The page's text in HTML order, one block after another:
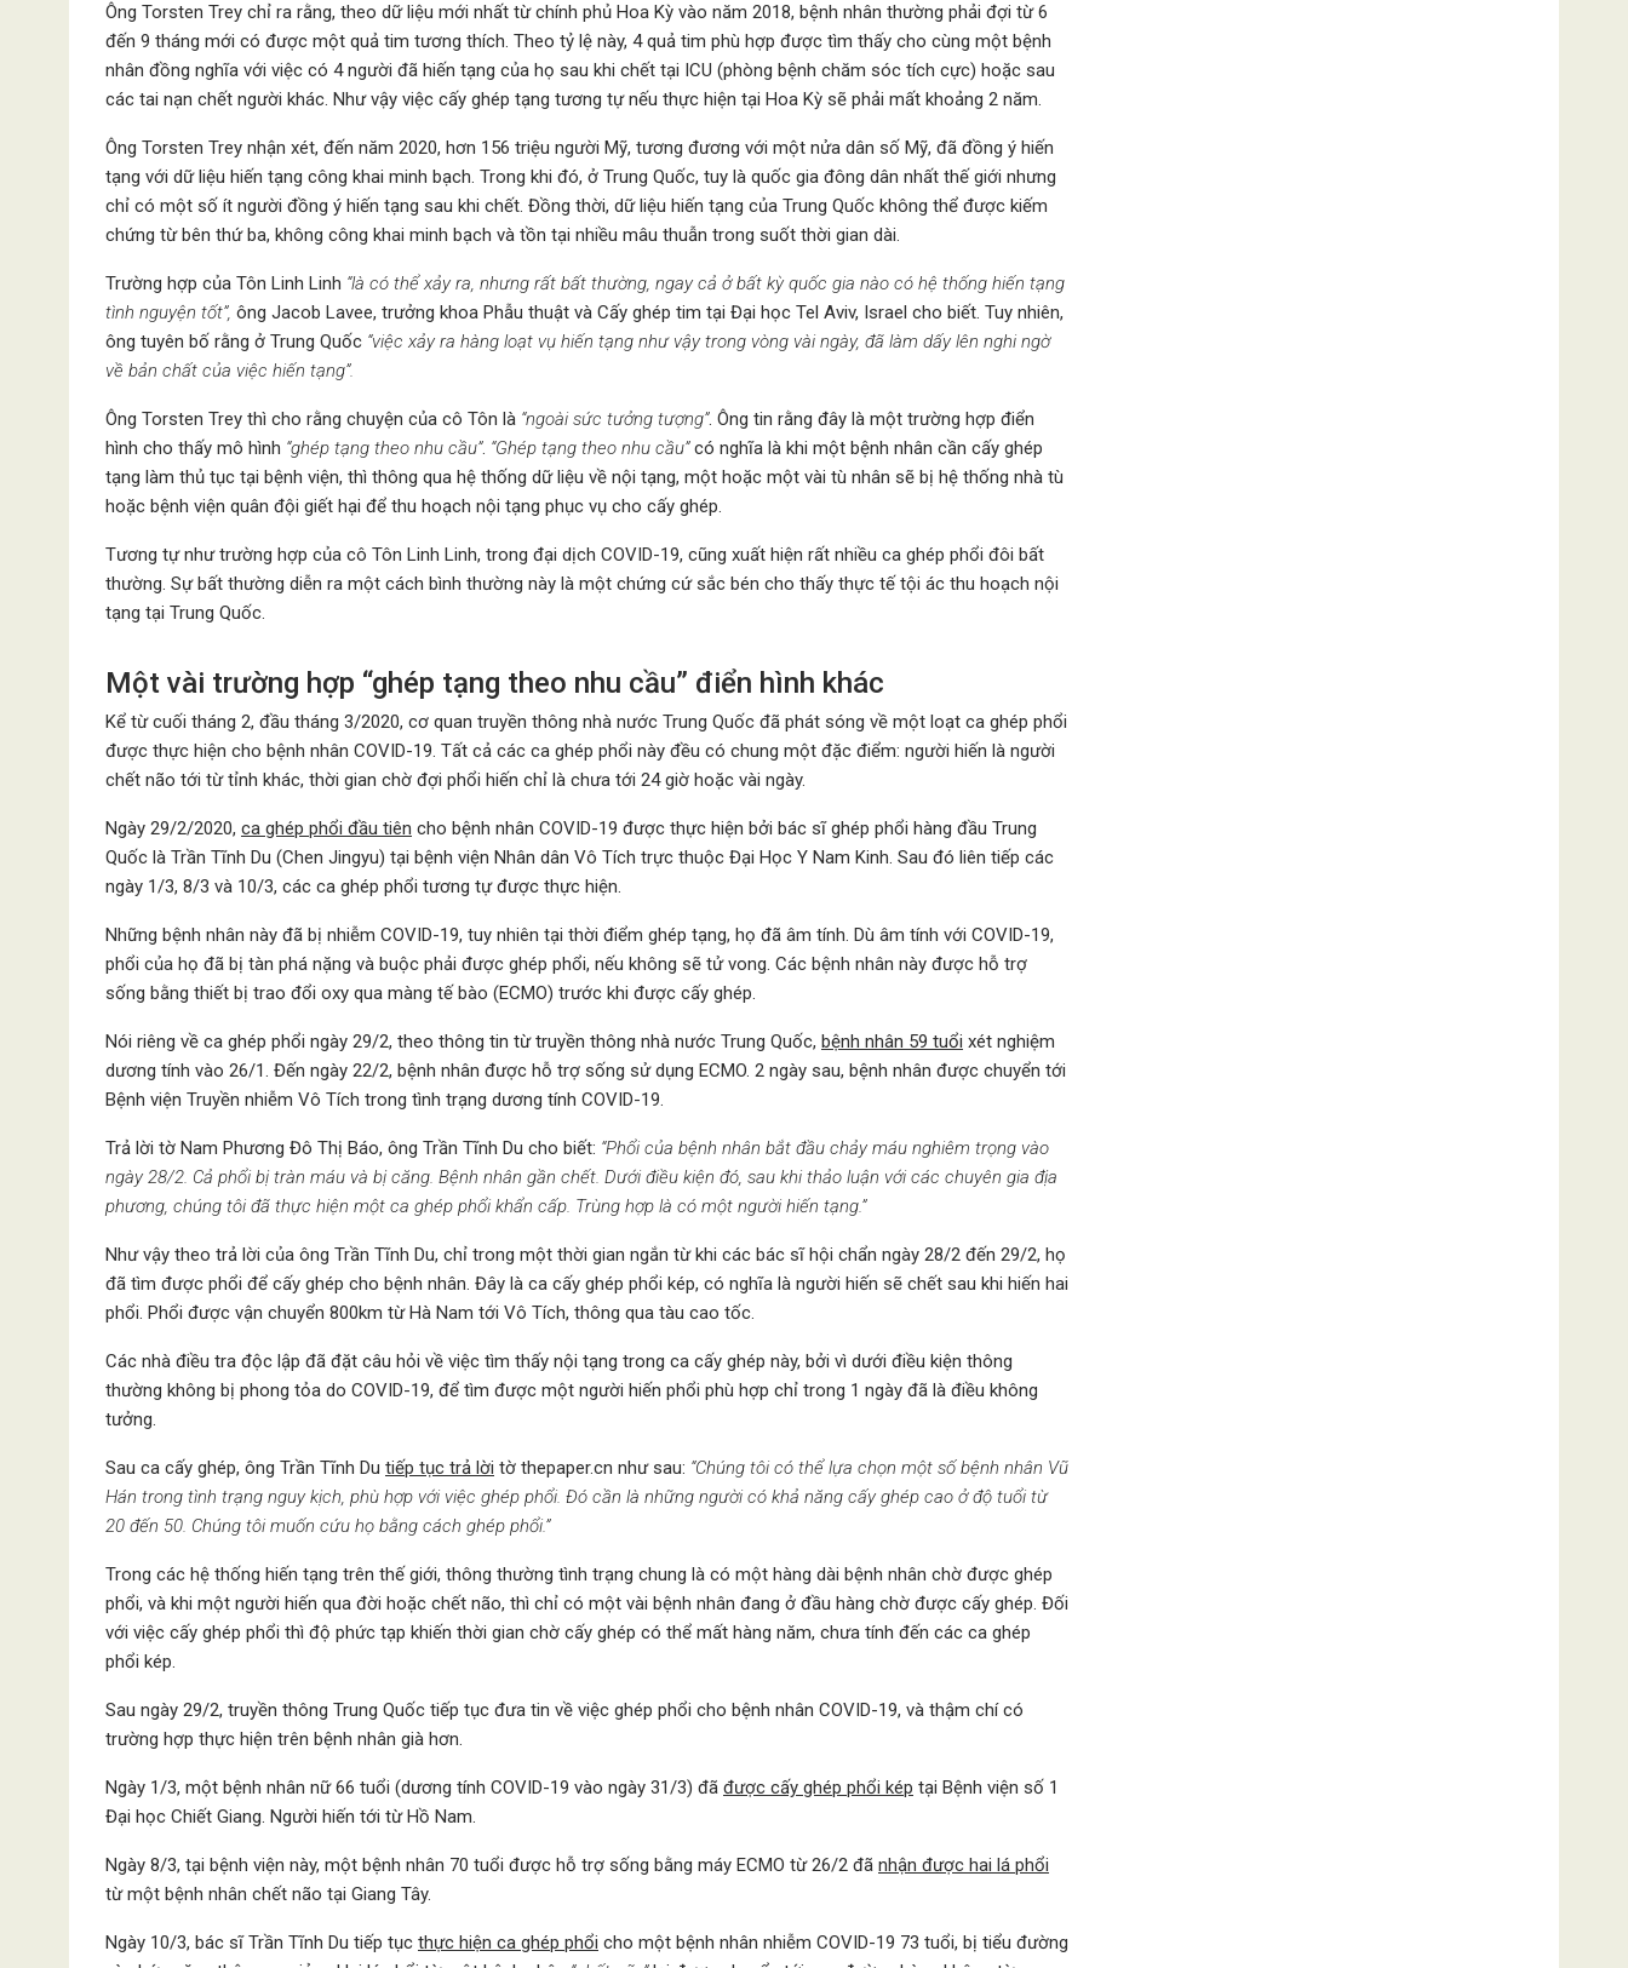
Ông Torsten Trey chỉ ra rằng, theo dữ liệu mới nhất từ ​​chính phủ Hoa Kỳ vào năm 2018, bệnh nhân thường phải đợi từ 6
đến 9 tháng mới có được một quả tim tương thích. Theo tỷ lệ này, 4 quả tim phù hợp được tìm thấy cho cùng một bệnh
nhân đồng nghĩa với việc có 4 người đã hiến tạng của họ sau khi chết tại ICU (phòng bệnh chăm sóc tích cực) hoặc sau
các tai nạn chết người khác. Như vậy việc cấy ghép tạng tương tự nếu thực hiện tại Hoa Kỳ sẽ phải mất khoảng 2 năm.
Ông Torsten Trey nhận xét, đến năm 2020, hơn 156 triệu người Mỹ, tương đương với một nửa dân số Mỹ, đã đồng ý hiến
tạng với dữ liệu hiến tạng công khai minh bạch. Trong khi đó, ở Trung Quốc, tuy là quốc gia đông dân nhất thế giới nhưng
chỉ có một số ít người đồng ý hiến tạng sau khi chết. Đồng thời, dữ liệu hiến tạng của Trung Quốc không thể được kiếm
chứng từ bên thứ ba, không công khai minh bạch và tồn tại nhiều mâu thuẫn trong suốt thời gian dài.
Trường hợp của Tôn Linh Linh “là có thể xảy ra, nhưng rất bất thường, ngay cả ở bất kỳ quốc gia nào có hệ thống hiến tạng
tình nguyện tốt”, ông Jacob Lavee, trưởng khoa Phẫu thuật và Cấy ghép tim tại Đại học Tel Aviv, Israel cho biết. Tuy nhiên,
ông tuyên bố rằng ở Trung Quốc “việc xảy ra hàng loạt vụ hiến tạng như vậy trong vòng vài ngày, đã làm dấy lên nghi ngờ
về bản chất của việc hiến tạng”.
Ông Torsten Trey thì cho rằng chuyện của cô Tôn là “ngoài sức tưởng tượng”. Ông tin rằng đây là một trường hợp điển
hình cho thấy mô hình “ghép tạng theo nhu cầu”. “Ghép tạng theo nhu cầu”có nghĩa là khi một bệnh nhân cần cấy ghép
tạng làm thủ tục tại bệnh viện, thì thông qua hệ thống dữ liệu về nội tạng, một hoặc một vài tù nhân sẽ bị hệ thống nhà tù
hoặc bệnh viện quân đội giết hại để thu hoạch nội tạng phục vụ cho cấy ghép.
Tương tự như trường hợp của cô Tôn Linh Linh, trong đại dịch COVID-19, cũng xuất hiện rất nhiều ca ghép phổi đôi bất
thường. Sự bất thường diễn ra một cách bình thường này là một chứng cứ sắc bén cho thấy thực tế tội ác thu hoạch nội
tạng tại Trung Quốc.
Một vài trường hợp “ghép tạng theo nhu cầu” điển hình khác
Kể từ cuối tháng 2, đầu tháng 3/2020, cơ quan truyền thông nhà nước Trung Quốc đã phát sóng về một loạt ca ghép phổi
được thực hiện cho bệnh nhân COVID-19. Tất cả các ca ghép phổi này đều có chung một đặc điểm: người hiến là người
chết não tới từ tỉnh khác, thời gian chờ đợi phổi hiến chỉ là chưa tới 24 giờ hoặc vài ngày.
Ngày 29/2/2020, ca ghép phổi đầu tiên cho bệnh nhân COVID-19 được thực hiện bởi bác sĩ ghép phổi hàng đầu Trung
Quốc là Trần Tĩnh Du (Chen Jingyu) tại bệnh viện Nhân dân Vô Tích trực thuộc Đại Học Y Nam Kinh. Sau đó liên tiếp các
ngày 1/3, 8/3 và 10/3, các ca ghép phổi tương tự được thực hiện.
Những bệnh nhân này đã bị nhiễm COVID-19, tuy nhiên tại thời điểm ghép tạng, họ đã âm tính. Dù âm tính với COVID-19,
phổi của họ đã bị tàn phá nặng và buộc phải được ghép phổi, nếu không sẽ tử vong. Các bệnh nhân này được hỗ trợ
sống bằng thiết bị trao đổi oxy qua màng tế bào (ECMO) trước khi được cấy ghép.
Nói riêng về ca ghép phổi ngày 29/2, theo thông tin từ truyền thông nhà nước Trung Quốc, bệnh nhân 59 tuổi xét nghiệm
dương tính vào 26/1. Đến ngày 22/2, bệnh nhân được hỗ trợ sống sử dụng ECMO. 2 ngày sau, bệnh nhân được chuyển tới
Bệnh viện Truyền nhiễm Vô Tích trong tình trạng dương tính COVID-19.
Trả lời tờ Nam Phương Đô Thị Báo, ông Trần Tĩnh Du cho biết: “Phổi của bệnh nhân bắt đầu chảy máu nghiêm trọng vào
ngày 28/2. Cả phổi bị tràn máu và bị căng. Bệnh nhân gần chết. Dưới điều kiện đó, sau khi thảo luận với các chuyên gia địa
phương, chúng tôi đã thực hiện một ca ghép phổi khẩn cấp. Trùng hợp là có một người hiến tạng.”
Như vậy theo trả lời của ông Trần Tĩnh Du, chỉ trong một thời gian ngắn từ khi các bác sĩ hội chẩn ngày 28/2 đến 29/2, họ
đã tìm được phổi để cấy ghép cho bệnh nhân. Đây là ca cấy ghép phổi kép, có nghĩa là người hiến sẽ chết sau khi hiến hai
phổi. Phổi được vận chuyển 800km từ Hà Nam tới Vô Tích, thông qua tàu cao tốc.
Các nhà điều tra độc lập đã đặt câu hỏi về việc tìm thấy nội tạng trong ca cấy ghép này, bởi vì dưới điều kiện thông
thường không bị phong tỏa do COVID-19, để tìm được một người hiến phổi phù hợp chỉ trong 1 ngày đã là điều không
tưởng.
Sau ca cấy ghép, ông Trần Tĩnh Du tiếp tục trả lời tờ thepaper.cn như sau: “Chúng tôi có thể lựa chọn một số bệnh nhân Vũ
Hán trong tình trạng nguy kịch, phù hợp với việc ghép phổi. Đó cần là những người có khả năng cấy ghép cao ở độ tuổi từ
20 đến 50. Chúng tôi muốn cứu họ bằng cách ghép phổi.”
Trong các hệ thống hiến tạng trên thế giới, thông thường tình trạng chung là có một hàng dài bệnh nhân chờ được ghép
phổi, và khi một người hiến qua đời hoặc chết não, thì chỉ có một vài bệnh nhân đang ở đầu hàng chờ được cấy ghép. Đối
với việc cấy ghép phổi thì độ phức tạp khiến thời gian chờ cấy ghép có thể mất hàng năm, chưa tính đến các ca ghép
phổi kép.
Sau ngày 29/2, truyền thông Trung Quốc tiếp tục đưa tin về việc ghép phổi cho bệnh nhân COVID-19, và thậm chí có
trường hợp thực hiện trên bệnh nhân già hơn.
Ngày 1/3, một bệnh nhân nữ 66 tuổi (dương tính COVID-19 vào ngày 31/3) đã được cấy ghép phổi kép tại Bệnh viện số 1
Đại học Chiết Giang. Người hiến tới từ Hồ Nam.
Ngày 8/3, tại bệnh viện này, một bệnh nhân 70 tuổi được hỗ trợ sống bằng máy ECMO từ 26/2 đã nhận được hai lá phổi
từ một bệnh nhân chết não tại Giang Tây.
Ngày 10/3, bác sĩ Trần Tĩnh Du tiếp tục thực hiện ca ghép phổi cho một bệnh nhân nhiễm COVID-19 73 tuổi, bị tiểu đường